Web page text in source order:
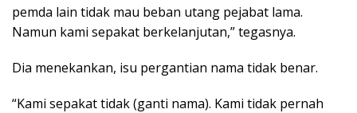
pemda lain tidak mau beban utang pejabat lama.
Namun kami sepakat berkelanjutan,” tegasnya.
Dia menekankan, isu pergantian nama tidak benar.
“Kami sepakat tidak (ganti nama). Kami tidak pernah